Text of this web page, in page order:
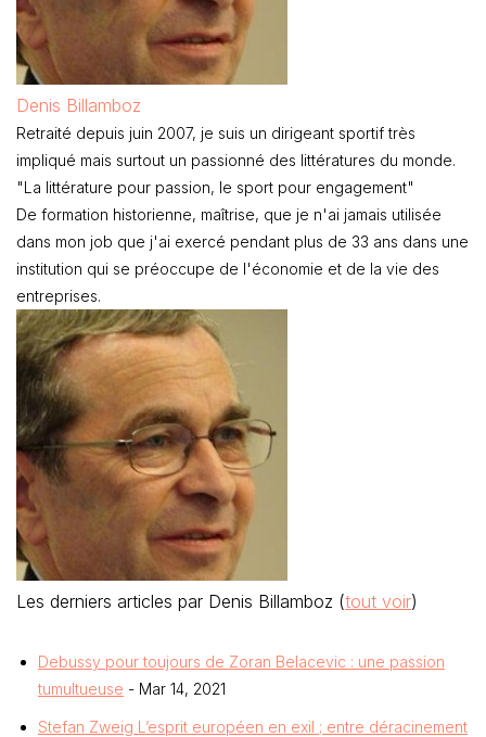
Denis Billamboz
Retraité depuis juin 2007, je suis un dirigeant sportif très
impliqué mais surtout un passionné des littératures du monde.
"La littérature pour passion, le sport pour engagement"
De formation historienne, maîtrise, que je n'ai jamais utilisée
dans mon job que j'ai exercé pendant plus de 33 ans dans une
institution qui se préoccupe de l'économie et de la vie des
entreprises.
Les derniers articles par Denis Billamboz (tout voir)
Debussy pour toujours de Zoran Belacevic : une passion
tumultueuse - Mar 14, 2021
Stefan Zweig L’esprit européen en exil ; entre déracinement